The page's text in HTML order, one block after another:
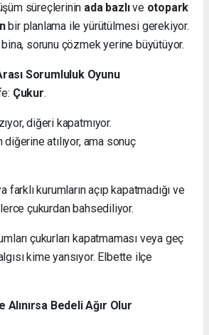
süreçlerinin ada bazlıve otopark
bir planlama ile yürütülmesi gerekiyor.
sorunu çözmek yerine büyütüyor.
Sorumluluk Oyunu
Çukur.
diğeri kapatmıyor.
atılıyor, ama sonuç
farklı kurumların açıp kapatmadığı ve
çukurdan bahsediliyor.
çukurları kapatmaması veya geç
kime yansıyor. Elbette ilçe
Bedeli Ağır Olur